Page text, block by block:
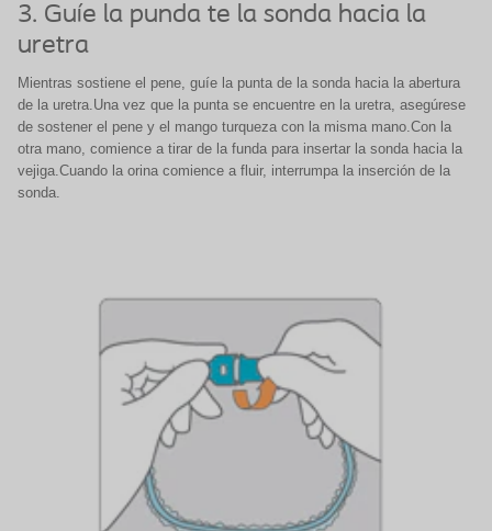
3. Guíe la punda te la sonda hacia la
uretra
Mientras sostiene el pene, guíe la punta de la sonda hacia la abertura
de la uretra.Una vez que la punta se encuentre en la uretra, asegúrese
de sostener el pene y el mango turqueza con la misma mano.Con la
otra mano, comience a tirar de la funda para insertar la sonda hacia la
vejiga.Cuando la orina comience a fluir, interrumpa la inserción de la
sonda.